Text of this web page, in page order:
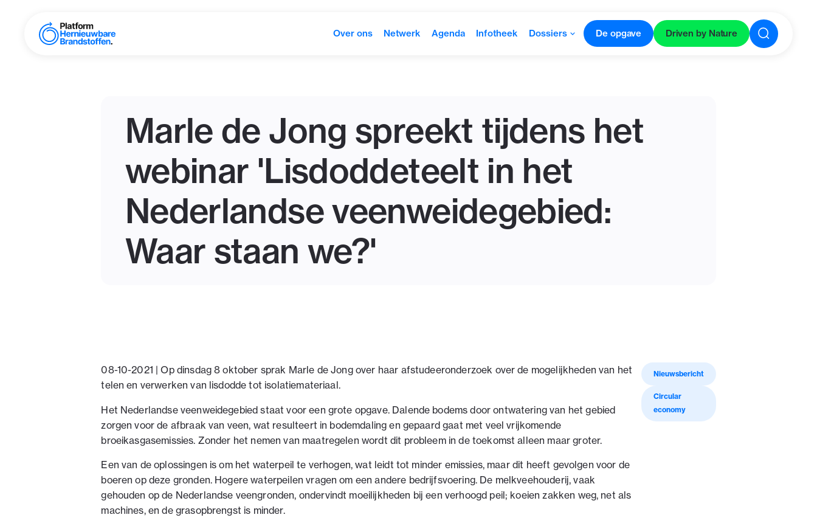
Over ons Netwerk Agenda Infotheek Dossiers De opgave Driven by Nature
Marle de Jong spreekt tijdens het
webinar 'Lisdoddeteelt in het
Nederlandse veenweidegebied:
Waar staan we?'
08-10-2021 | Op dinsdag 8 oktober sprak Marle de Jong over haar afstudeeronderzoek over de mogelijkheden van het
telen en verwerken van lisdodde tot isolatiemateriaal.
Het Nederlandse veenweidegebied staat voor een grote opgave. Dalende bodems door ontwatering van het gebied
zorgen voor de afbraak van veen, wat resulteert in bodemdaling en gepaard gaat met veel vrijkomende
broeikasgasemissies. Zonder het nemen van maatregelen wordt dit probleem in de toekomst alleen maar groter.
Een van de oplossingen is om het waterpeil te verhogen, wat leidt tot minder emissies, maar dit heeft gevolgen voor de
boeren op deze gronden. Hogere waterpeilen vragen om een andere bedrijfsvoering. De melkveehouderij, vaak
gehouden op de Nederlandse veengronden, ondervindt moeilijkheden bij een verhoogd peil; koeien zakken weg, net als
machines, en de grasopbrengst is minder.
Nieuwsbericht
Circular
economy